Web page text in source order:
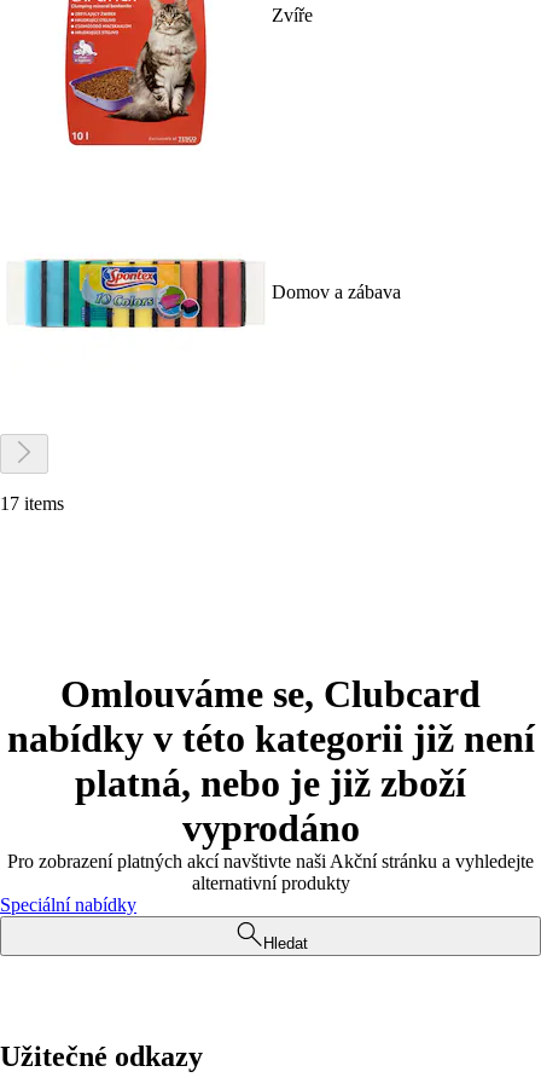
Zvíře
Domov a zábava
17 items
Omlouváme se, Clubcard
nabídky v této kategorii již není
platná, nebo je již zboží
vyprodáno
Pro zobrazení platných akcí navštivte naši Akční stránku a vyhledejte
alternativní produkty
Speciální nabídky
Hledat
Užitečné odkazy